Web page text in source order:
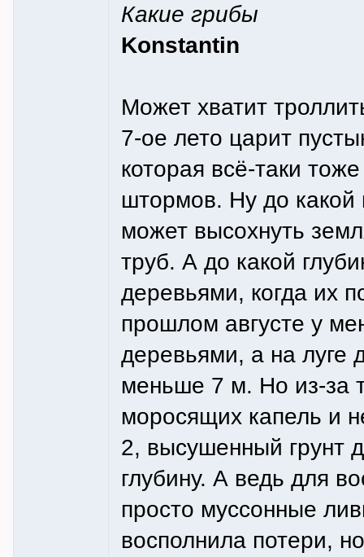
Какие грибы
Konstantin
Может хватит
7-ое лето царит
которая всё-таки
штормов. Ну до какой
может высохнуть
труб. А до какой
деревьями, когда их
прошлом августе у
деревьями, а на луге
меньше 7 м. Но из-за
моросящих капель и
2, высушенный грунт
глубину. А ведь для
просто муссонные
восполнила потери,